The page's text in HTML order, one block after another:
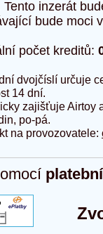
Tento inzerát
bude moci
počet kreditů:
dvojčíslí určuje
14 dní.
zajišťuje Airtoy
po-pá.
na provozovatele: